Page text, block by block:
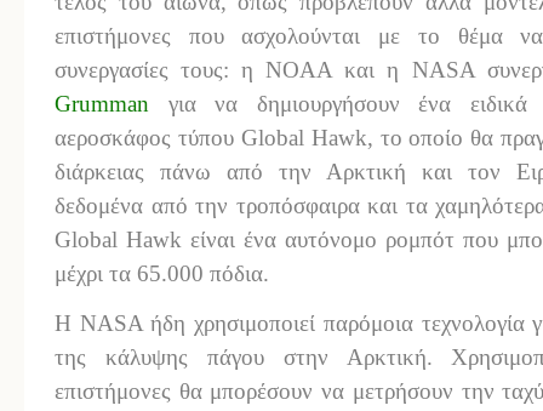
επιστήμονες που ασχολούνται με το θέμα να
συνεργασίες τους: η NOAA και η NASA
Grumman για να δημιουργήσουν ένα ειδικά
αεροσκάφος τύπου Global Hawk, το οποίο θα
διάρκειας πάνω από την Αρκτική και τον
δεδομένα από την τροπόσφαιρα και τα
Global Hawk είναι ένα αυτόνομο ρομπότ που
μέχρι τα 65.000 πόδια.
Η NASA ήδη χρησιμοποιεί παρόμοια τεχνολογία
της κάλυψης πάγου στην Αρκτική.
επιστήμονες θα μπορέσουν να μετρήσουν την